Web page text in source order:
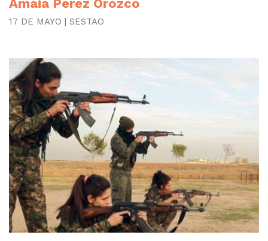
Amaia Perez Orozco
17 DE MAYO | SESTAO